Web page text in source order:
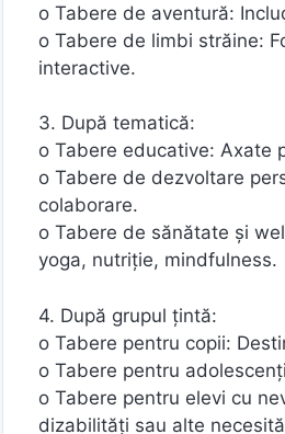
o Tabere de aventură:
o Tabere de limbi străine:
interactive.
3. După tematică:
o Tabere educative: Axate
o Tabere de dezvoltare
colaborare.
o Tabere de sănătate și
yoga, nutriție, mindfulness.
4. După grupul țintă:
o Tabere pentru copii:
o Tabere pentru
o Tabere pentru elevi cu
dizabilități sau alte